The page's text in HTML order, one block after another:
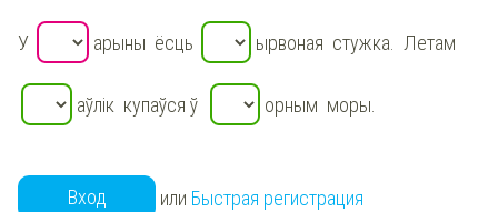
У арыны ёсць ырвоная стужка. Летам
аўлік купаўся ў орным моры.
Вход или Быстрая регистрация